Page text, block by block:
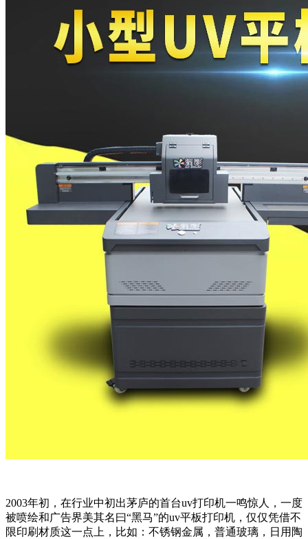
2003年初，在行业中初出茅庐的首台uv打印机一鸣惊人，一度
被喷绘和广告界美其名曰“黑马”的uv平板打印机，仅仅凭借不
限印刷材质这一点上，比如：不锈钢金属，普通玻璃，日用陶